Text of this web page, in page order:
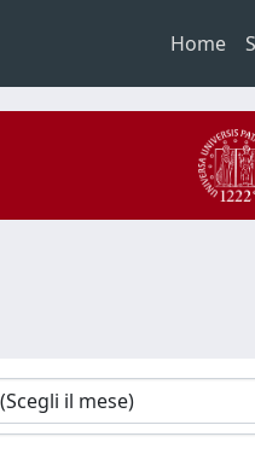
Home